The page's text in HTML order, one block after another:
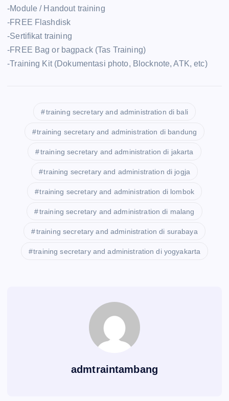
-Module / Handout training
-FREE Flashdisk
-Sertifikat training
-FREE Bag or bagpack (Tas Training)
-Training Kit (Dokumentasi photo, Blocknote, ATK, etc)
training secretary and administration di bali
training secretary and administration di bandung
training secretary and administration di jakarta
training secretary and administration di jogja
training secretary and administration di lombok
training secretary and administration di malang
training secretary and administration di surabaya
training secretary and administration di yogyakarta
admtraintambang